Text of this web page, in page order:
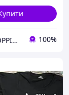
PRINT.SHOPPING.UA 100%